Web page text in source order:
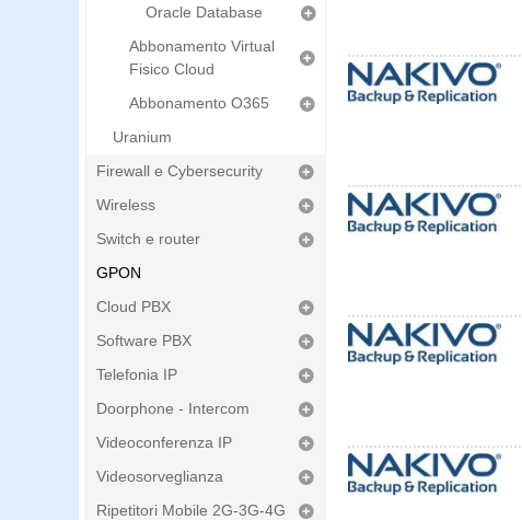
Oracle Database
Abbonamento Virtual
Fisico Cloud
Abbonamento O365
Uranium
Firewall e Cybersecurity
Wireless
Switch e router
GPON
Cloud PBX
Software PBX
Telefonia IP
Doorphone - Intercom
Videoconferenza IP
Videosorveglianza
Ripetitori Mobile 2G-3G-4G